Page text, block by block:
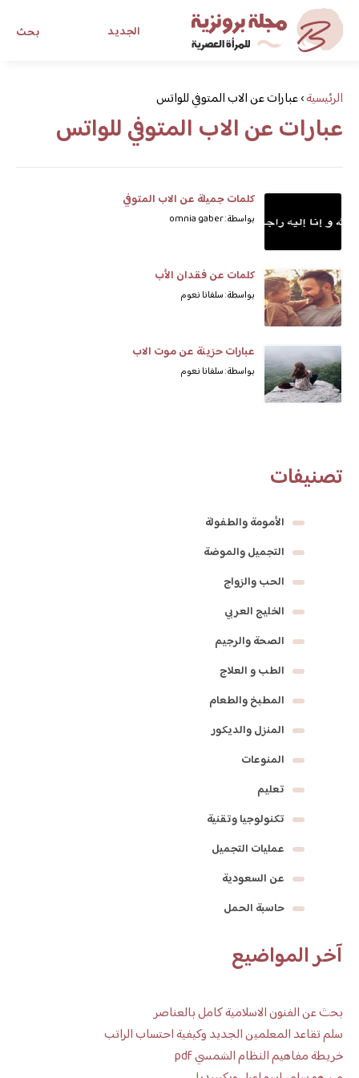
بحث الجديد
مجلة برونزية للفتاة العصرية
ابحث عن أي موضوع يهمك
الرئيسية›عبارات عن الاب المتوفي للواتس
عبارات عن الاب المتوفي للواتس
كلمات جميلة عن الاب المتوفي
بواسطة: omnia gaber
كلمات عن فقدان الأب
بواسطة: سلفانا نعوم
عبارات حزينة عن موت الاب
بواسطة: سلفانا نعوم
تصنيفات
الأمومة والطفولة
التجميل والموضة
الحب والزواج
الخليج العربي
الصحة والرجيم
الطب و العلاج
المطبخ والطعام
المنزل والديكور
المنوعات
تعليم
تكنولوجيا وتقنية
عمليات التجميل
عن السعودية
حاسبة الحمل
آخر المواضيع
بحث عن الفنون الاسلامية كامل بالعناصر
سلم تقاعد المعلمين الجديد وكيفية احتساب الراتب
خريطة مفاهيم النظام الشمسي pdf